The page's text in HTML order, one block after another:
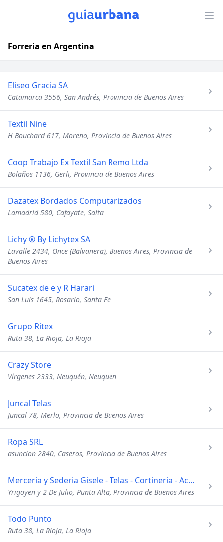
Forreria en Argentina
Eliseo Gracia SA
Catamarca 3556, San Andrés, Provincia de Buenos Aires
Textil Nine
H Bouchard 617, Moreno, Provincia de Buenos Aires
Coop Trabajo Ex Textil San Remo Ltda
Bolaños 1136, Gerli, Provincia de Buenos Aires
Dazatex Bordados Computarizados
Lamadrid 580, Cafayate, Salta
Lichy ® By Lichytex SA
Lavalle 2434, Once (Balvanera), Buenos Aires, Provincia de
Buenos Aires
Sucatex de e y R Harari
San Luis 1645, Rosario, Santa Fe
Grupo Ritex
Ruta 38, La Rioja, La Rioja
Crazy Store
Vírgenes 2333, Neuquén, Neuquen
Juncal Telas
Juncal 78, Merlo, Provincia de Buenos Aires
Ropa SRL
asuncion 2840, Caseros, Provincia de Buenos Aires
Merceria y Sederia Gisele - Telas - Cortineria - Accesorios
Yrigoyen y 2 De Julio, Punta Alta, Provincia de Buenos Aires
Todo Punto
Ruta 38, La Rioja, La Rioja